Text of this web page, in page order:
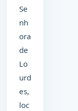
Se
nh
ora
de
Lo
urd
es,
loc